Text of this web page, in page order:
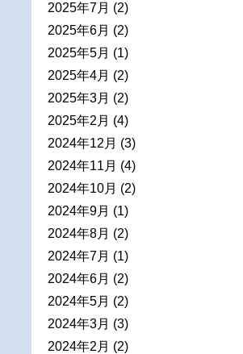
2025年7月 (2)
2025年6月 (2)
2025年5月 (1)
2025年4月 (2)
2025年3月 (2)
2025年2月 (4)
2024年12月 (3)
2024年11月 (4)
2024年10月 (2)
2024年9月 (1)
2024年8月 (2)
2024年7月 (1)
2024年6月 (2)
2024年5月 (2)
2024年3月 (3)
2024年2月 (2)